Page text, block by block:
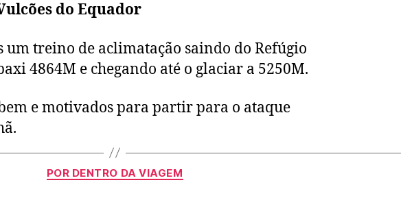
do Equador
um treino de aclimatação saindo do Refúgio
4864M e chegando até o glaciar a 5250M.
e motivados para partir para o ataque
POR DENTRO DA VIAGEM